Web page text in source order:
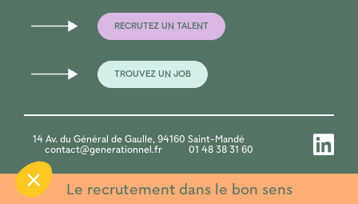
RECRUTEZ UN TALENT
TROUVEZ UN JOB
14 Av. du Général de Gaulle, 94160 Saint-Mandé
contact@generationnel.fr
01 48 38 31 60
Le recrutement dans le bon sens